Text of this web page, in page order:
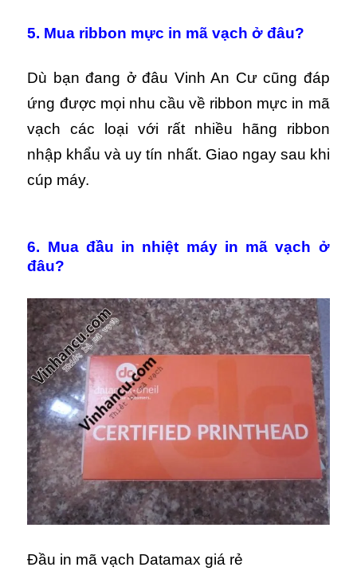
5. Mua ribbon mực in mã vạch ở đâu?
Dù bạn đang ở đâu Vinh An Cư cũng đáp
ứng được mọi nhu cầu về ribbon mực in mã
vạch các loại với rất nhiều hãng ribbon
nhập khẩu và uy tín nhất. Giao ngay sau khi
cúp máy.
6. Mua đầu in nhiệt máy in mã vạch ở
đâu?
Đầu in mã vạch Datamax giá rẻ